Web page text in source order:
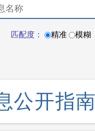
匹配度： 精准 模糊
息公开指